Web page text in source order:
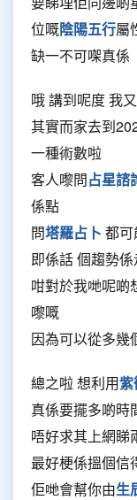
位嘅陰陽五行屬
缺一不可㗎真係
哦 講到呢度 我
其實而家去到
一種術數啦
客人嚟問占星諮
係點
問塔羅占卜 都
即係話 個趨勢
咁對於我哋呢啲
嚟嘅
因為可以從多幾
總之啦 想利用紫
真係要擺多啲時
唔好求其上網睇
最好梗係搵個信
佢哋會幫你由生